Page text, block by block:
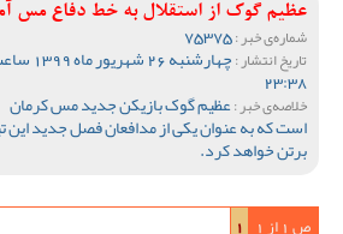
عظیم گوک از استقلال به خط دفاع مس
شماره‌ی خبر :
تاریخ انتشار : چهارشنبه 26 شهریور
23:38
خلاصه‌ی خبر :عظیم گوک بازیکن جدید مس کرمان
است که به عنوان یکی از مدافعان فصل جدید این
برتن خواهد کرد.
ص 1 از 1 1